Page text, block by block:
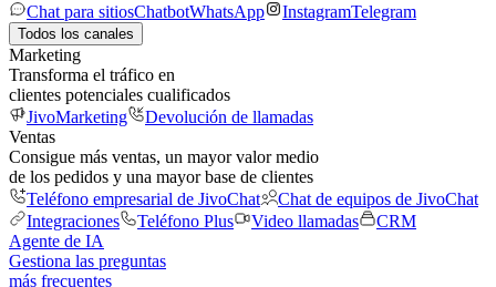
Chat para sitiosChatbotWhatsApp InstagramTelegram
Todos los canales
Marketing
Transforma el tráfico en
clientes potenciales cualificados
JivoMarketing
Devolución de llamadas
Ventas
Consigue más ventas, un mayor valor medio
de los pedidos y una mayor base de clientes
Teléfono empresarial de JivoChat
Chat de equipos de JivoChat
Integraciones
Teléfono Plus Video llamadas
CRM
Agente de IA
Gestiona las preguntas
más frecuentes